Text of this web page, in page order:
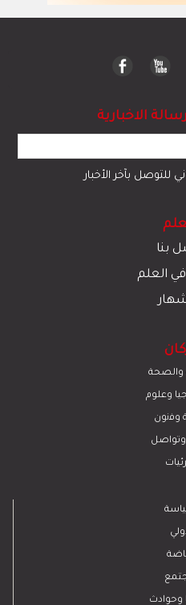
الاخبارية
للتوصل بآخر الأخبار
بنا
العلم
والصحة
وعلوم
وﻓﻧون
وتواصل
وحوادث